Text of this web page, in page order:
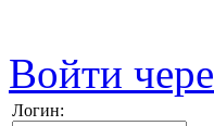
Войти
Логин: